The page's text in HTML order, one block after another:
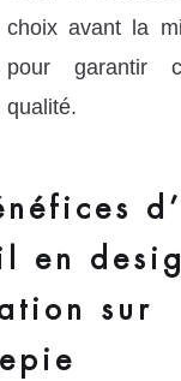
choix avant la
pour garantir
qualité.
en
sur